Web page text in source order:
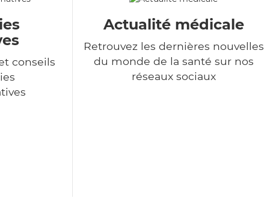
conseils
Actualité médicale
Retrouvez les dernières nouvelles
du monde de la santé sur nos
réseaux sociaux